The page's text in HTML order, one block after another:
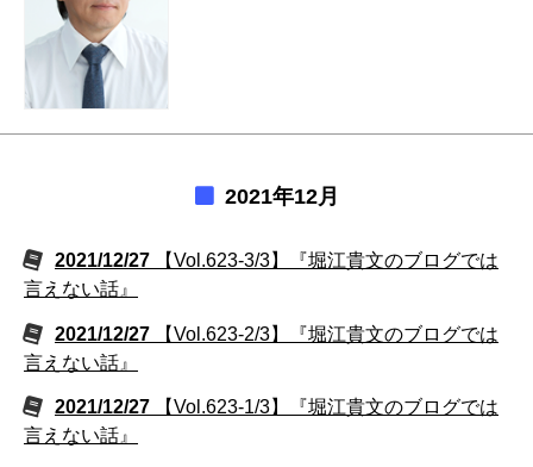
2021年12月
2021/12/27
【Vol.623-3/3】『堀江貴文のブログでは
言えない話』
2021/12/27
【Vol.623-2/3】『堀江貴文のブログでは
言えない話』
2021/12/27
【Vol.623-1/3】『堀江貴文のブログでは
言えない話』